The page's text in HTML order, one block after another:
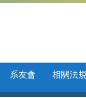
系友會 相關法規